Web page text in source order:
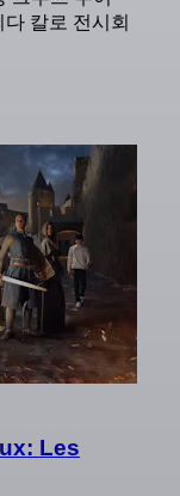
칼로 전시회
Les